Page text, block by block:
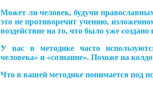
Может ли человек, будучи
это не противоречит учению,
воздействие на то, что было уже
У вас в методике часто
человека» и «сознание». Похоже на
Что в вашей методике понимается под